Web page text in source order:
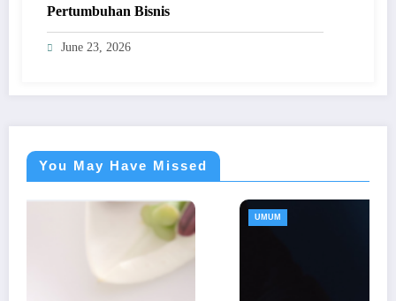
Pertumbuhan Bisnis
June 23, 2026
You May Have Missed